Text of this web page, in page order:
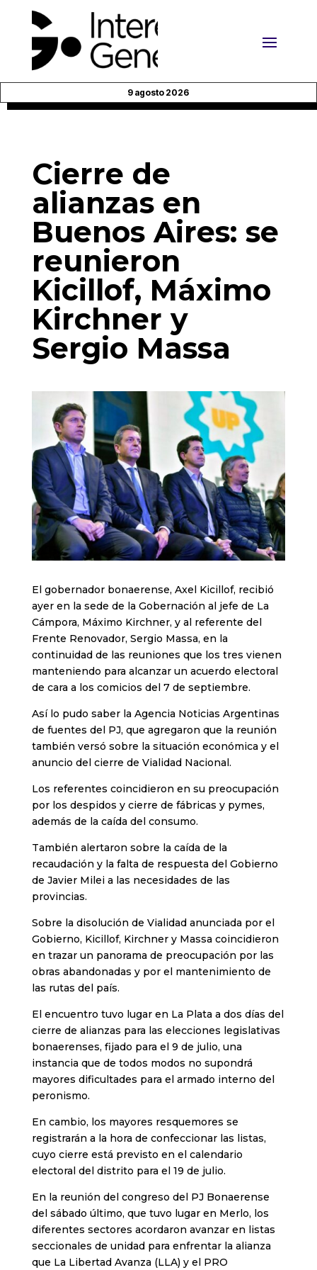
9 agosto 2026
Cierre de
alianzas en
Buenos Aires: se
reunieron
Kicillof, Máximo
Kirchner y
Sergio Massa
El gobernador bonaerense, Axel Kicillof, recibió
ayer en la sede de la Gobernación al jefe de La
Cámpora, Máximo Kirchner, y al referente del
Frente Renovador, Sergio Massa, en la
continuidad de las reuniones que los tres vienen
manteniendo para alcanzar un acuerdo electoral
de cara a los comicios del 7 de septiembre.
Así lo pudo saber la Agencia Noticias Argentinas
de fuentes del PJ, que agregaron que la reunión
también versó sobre la situación económica y el
anuncio del cierre de Vialidad Nacional.
Los referentes coincidieron en su preocupación
por los despidos y cierre de fábricas y pymes,
además de la caída del consumo.
También alertaron sobre la caída de la
recaudación y la falta de respuesta del Gobierno
de Javier Milei a las necesidades de las
provincias.
Sobre la disolución de Vialidad anunciada por el
Gobierno, Kicillof, Kirchner y Massa coincidieron
en trazar un panorama de preocupación por las
obras abandonadas y por el mantenimiento de
las rutas del país.
El encuentro tuvo lugar en La Plata a dos días del
cierre de alianzas para las elecciones legislativas
bonaerenses, fijado para el 9 de julio, una
instancia que de todos modos no supondrá
mayores dificultades para el armado interno del
peronismo.
En cambio, los mayores resquemores se
registrarán a la hora de confeccionar las listas,
cuyo cierre está previsto en el calendario
electoral del distrito para el 19 de julio.
En la reunión del congreso del PJ Bonaerense
del sábado último, que tuvo lugar en Merlo, los
diferentes sectores acordaron avanzar en listas
seccionales de unidad para enfrentar la alianza
que La Libertad Avanza (LLA) y el PRO